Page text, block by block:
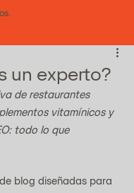
un experto?
de restaurantes
vitamínicos y
todo lo que
blog diseñadas para